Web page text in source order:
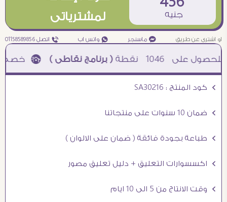
جنيه
لمشترياتى
او اشترى عن طريق ¥ ماسنجر ₧ واتس اب ƒ اتصل 01158589856
1046 نقطة( برنامج نقاطى )à خصم 5% للعملاء الجدد à شحن مجانى عند الشراء ب 4000 جنيه à
Ö كود المنتج : SA30216
Ö ضمان 10 سنوات على منتجاتنا
Ö طباعة بجودة فائقة ( ضمان على الالوان )
Ö اكسسوارات التعليق + دليل تعليق مصور
Ö وقت الانتاج من 5 الى 10 ايام